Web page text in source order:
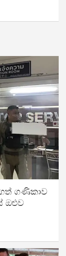
ගණිකාව
ඔළුව